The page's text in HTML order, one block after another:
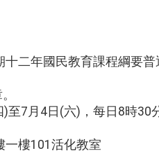
二年國民教育課程綱要普
至7月4日(六)，每日8時30
一樓101活化教室